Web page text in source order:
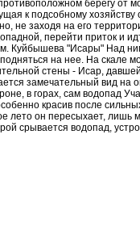
берегу от
к подсобному
не заходя на его
перейти приток и
Куйбышева "Исары" Над
на нее. На скале
стены - Исар,
замечательный вид на
в горах, сам водопад
красив после
лето он пересыхает, лишь
срывается водопад,